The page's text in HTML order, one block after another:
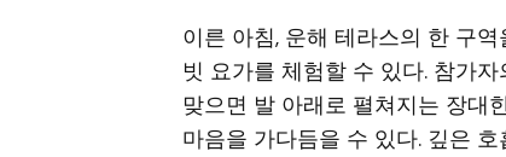
이른 아침, 운해 테라스의 한 구
빗 요가를 체험할 수 있다. 참가
맞으면 발 아래로 펼쳐지는 장대
마음을 가다듬을 수 있다. 깊은